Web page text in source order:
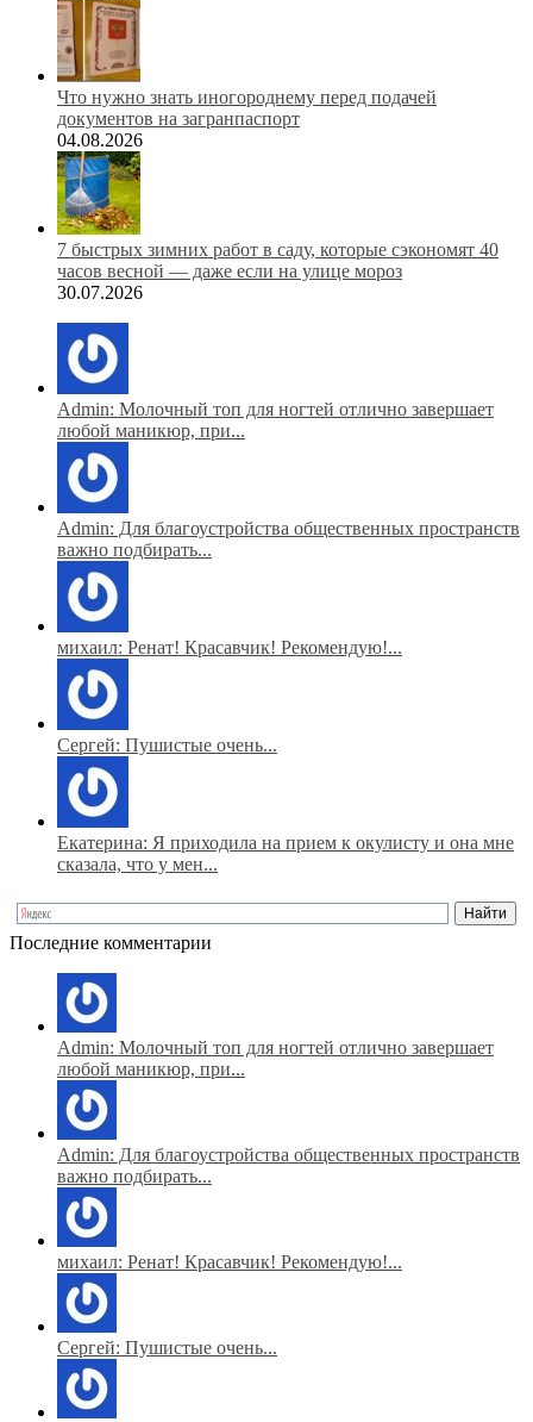
Что нужно знать иногороднему перед подачей
документов на загранпаспорт
04.08.2026
7 быстрых зимних работ в саду, которые сэкономят 40
часов весной — даже если на улице мороз
30.07.2026
Admin: Молочный топ для ногтей отлично завершает
любой маникюр, при...
Admin: Для благоустройства общественных пространств
важно подбирать...
михаил: Ренат! Красавчик! Рекомендую!...
Сергей: Пушистые очень...
Екатерина: Я приходила на прием к окулисту и она мне
сказала, что у мен...
Последние комментарии
Admin: Молочный топ для ногтей отлично завершает
любой маникюр, при...
Admin: Для благоустройства общественных пространств
важно подбирать...
михаил: Ренат! Красавчик! Рекомендую!...
Сергей: Пушистые очень...